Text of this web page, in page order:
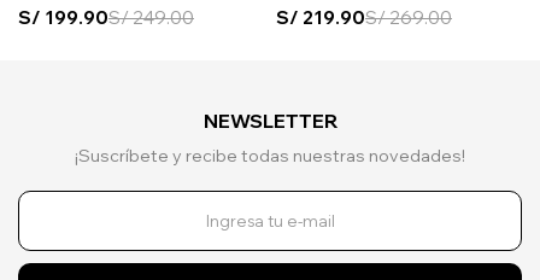
S/ 199.90S/249.00 S/ 219.90S/269.00
NEWSLETTER
¡Suscríbete y recibe todas nuestras novedades!